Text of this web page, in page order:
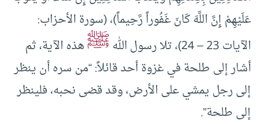
عَلَيْهِمْ إِنَّ اللَّهَ كَانَ غَفُوراً رَّحِيماً)، (سورة الأحزاب:
الآيات 23 – 24)، تلا رسول الله
ﷺهذه الآية، ثم
أشار إلى طلحة في غزوة أحد قائلاً: “من سره أن ينظر
إلى رجل يمشي على الأرض، وقد قضى نحبه، فلينظر
إلى طلحة”.